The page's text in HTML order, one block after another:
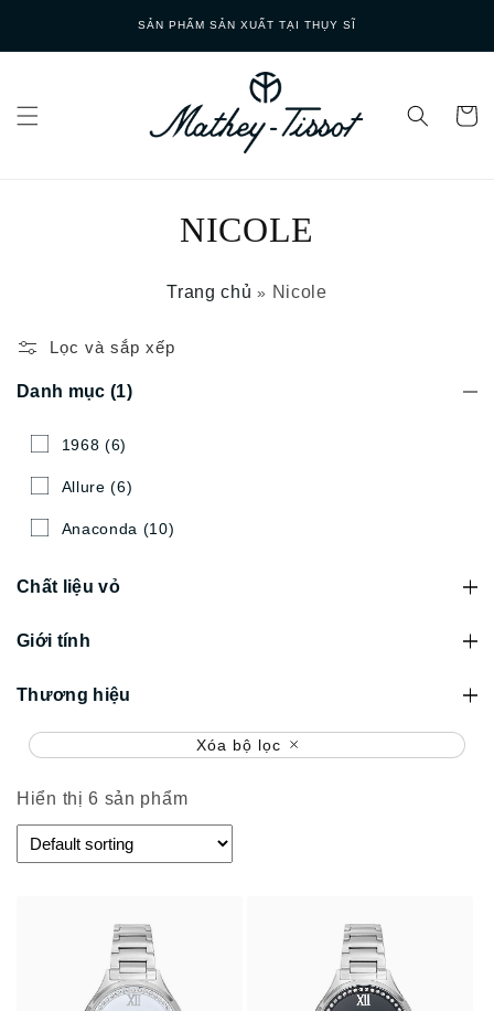
SẢN PHẨM SẢN XUẤT TẠI THỤY SĨ
NICOLE
Trang chủ » Nicole
Lọc và sắp xếp
Danh mục (1)
1968 (6)
Allure (6)
Anaconda (10)
Chất liệu vỏ
Giới tính
Thương hiệu
Xóa bộ lọc
Hiển thị 6 sản phẩm